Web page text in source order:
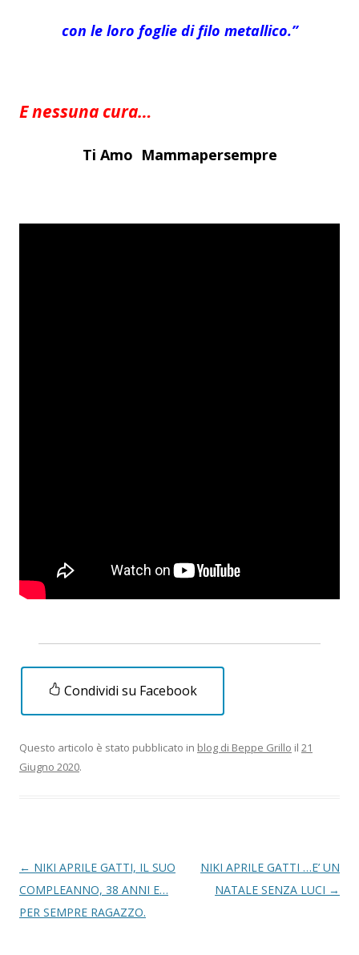
con le loro foglie di filo metallico.”
E nessuna cura…
Ti Amo Mammapersempre
Condividi su Facebook
Questo articolo è stato pubblicato in blog di Beppe Grillo il 21
Giugno 2020.
Navigazione
articolo
← NIKI APRILE GATTI, IL SUO
COMPLEANNO, 38 ANNI E…
PER SEMPRE RAGAZZO.
NIKI APRILE GATTI …E’ UN
NATALE SENZA LUCI →